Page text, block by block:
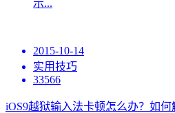
示...
2015-10-14
实用技巧
33566
iOS9越狱输入法卡顿怎么办？如